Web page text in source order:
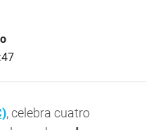
, celebra cuatro